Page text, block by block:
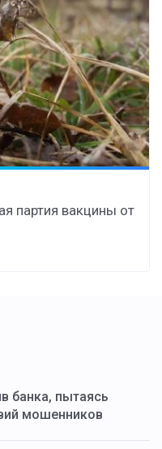
партия вакцины от
банка, пытаясь
мошенников